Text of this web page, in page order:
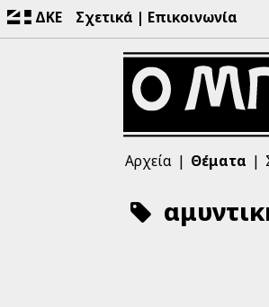
ΔΚΕ Σχετικά Επικοινωνία
Αρχεία Θέματα